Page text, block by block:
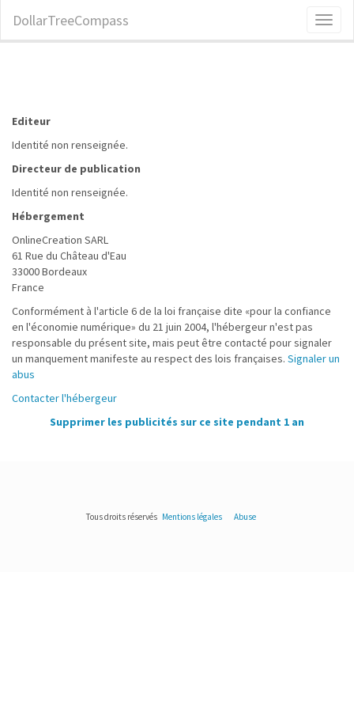
DollarTreeCompass
Editeur
Identité non renseignée.
Directeur de publication
Identité non renseignée.
Hébergement
OnlineCreation SARL
61 Rue du Château d'Eau
33000 Bordeaux
France
Conformément à l'article 6 de la loi française dite «pour la confiance
en l'économie numérique» du 21 juin 2004, l'hébergeur n'est pas
responsable du présent site, mais peut être contacté pour signaler
un manquement manifeste au respect des lois françaises. Signaler un
abus
Contacter l'hébergeur
Supprimer les publicités sur ce site pendant 1 an
Tous droits réservés Mentions légales Abuse